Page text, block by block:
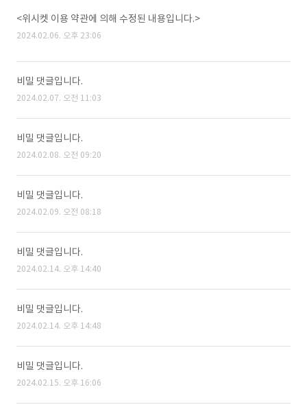
<위시켓 이용 약관에 의해 수정된 내용입니다.>
2024.02.06. 오후 23:06
비밀 댓글입니다.
2024.02.07. 오전 11:03
비밀 댓글입니다.
2024.02.08. 오전 09:20
비밀 댓글입니다.
2024.02.09. 오전 08:18
비밀 댓글입니다.
2024.02.14. 오후 14:40
비밀 댓글입니다.
2024.02.14. 오후 14:48
비밀 댓글입니다.
2024.02.15. 오후 16:06